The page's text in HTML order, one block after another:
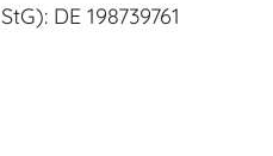
DE 198739761